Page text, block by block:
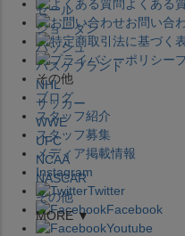
よくある
お問い合
その他
ブログ
スタッフ紹介
スタッフ募集
メディア掲載情報
Instagram
Twitter
Facebook
Youtube
セール
ジョーダン
バッシュ
バスケブランド
NHL
サッカー
WWE
UFC
NCAA
NASCAR
その他
MORE ▼